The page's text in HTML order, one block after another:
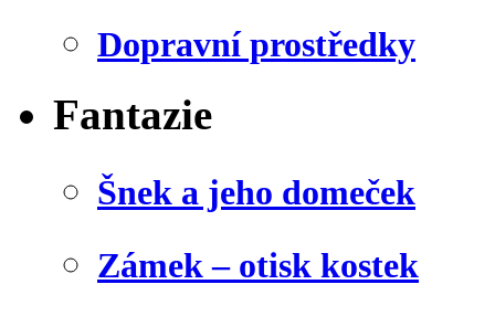
Dopravní prostředky
Fantazie
Šnek a jeho domeček
Zámek – otisk kostek